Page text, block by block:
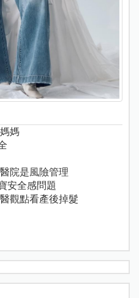
媽
院是風險管理
安全感問題
觀點看產後掉髮